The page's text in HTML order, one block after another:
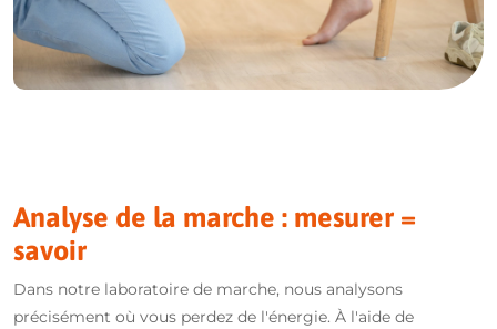
Analyse de la marche : mesurer =
savoir
Dans notre laboratoire de marche, nous analysons
précisément où vous perdez de l'énergie. À l'aide de